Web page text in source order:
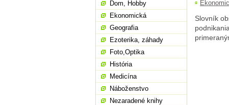
Slovník
Dom, Hobby
Ekonomická
Geografia
Ezoterika, záhady
Foto,Optika
História
Medicína
Náboženstvo
Nezaradené knihy